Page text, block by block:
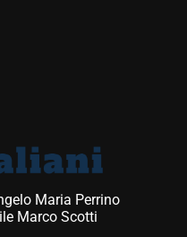
Maria Perrino
Marco Scotti